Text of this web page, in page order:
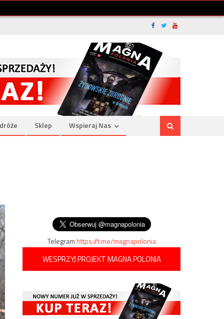
Sklep Wspieraj Nas
Telegramhttps://t.me/magnapolonia
WESPRZYJ PROJEKT MAGNA POLONIA